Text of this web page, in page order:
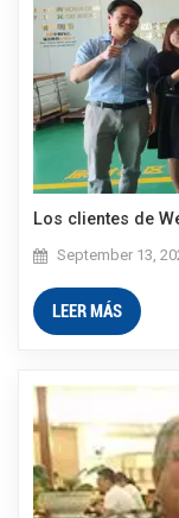
Los clientes de
September 13,
LEER MÁS